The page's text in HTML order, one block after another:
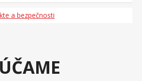
a bezpečnosti